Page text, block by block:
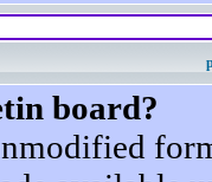
board?